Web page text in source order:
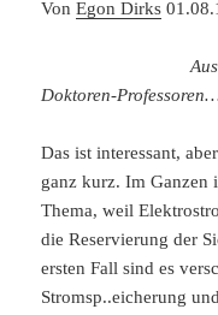
VonEgon Dirks
Doktoren-
Das ist interessant,
ganz kurz. Im Ganzen
Thema, weil
die Reservierung der
ersten Fall sind es
Stromsp..eicherung